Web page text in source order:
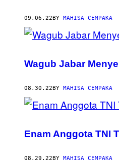
09.06.22 BY MAHISA CEMPAKA
Wagub Jabar
08.30.22 BY MAHISA CEMPAKA
Enam Anggota TNI
08.29.22 BY MAHISA CEMPAKA